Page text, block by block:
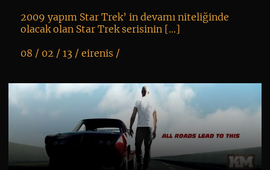
2009 yapım Star Trek’ in devamı niteliğinde
olacak olan Star Trek serisinin […]
08 / 02 / 13 / eirenis /